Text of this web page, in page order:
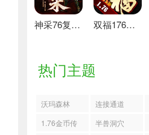
神采76复古加强版 安卓下载 双福176特戒 安卓下载
热门主题
沃玛森林 连接通道
1.76金币传
半兽洞穴